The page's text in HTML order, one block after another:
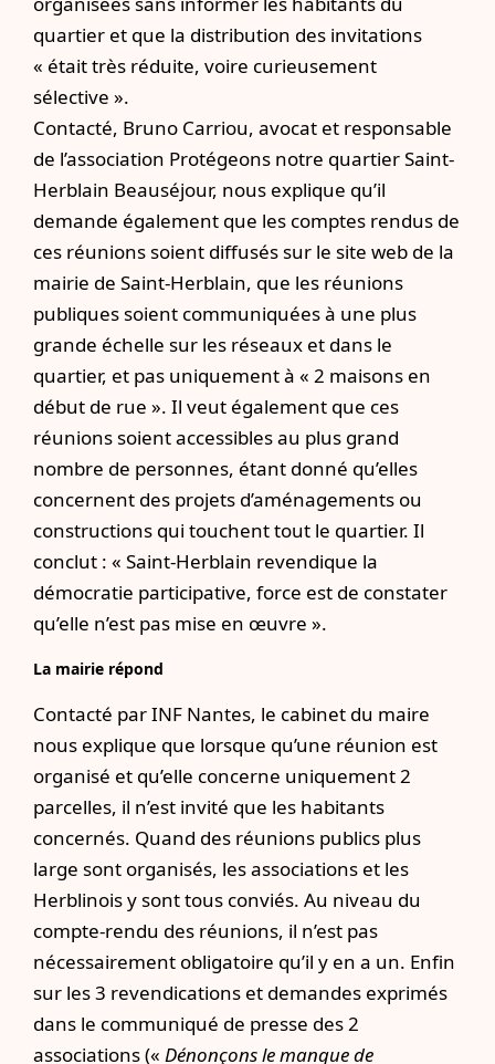
quartier et que la distribution des invitations
« était très réduite, voire curieusement
sélective ».
Contacté, Bruno Carriou, avocat et responsable
de l’association Protégeons notre quartier Saint-
Herblain Beauséjour, nous explique qu’il
demande également que les comptes rendus de
ces réunions soient diffusés sur le site web de la
mairie de Saint-Herblain, que les réunions
publiques soient communiquées à une plus
grande échelle sur les réseaux et dans le
quartier, et pas uniquement à « 2 maisons en
début de rue ». Il veut également que ces
réunions soient accessibles au plus grand
nombre de personnes, étant donné qu’elles
concernent des projets d’aménagements ou
constructions qui touchent tout le quartier. Il
conclut : « Saint-Herblain revendique la
démocratie participative, force est de constater
qu’elle n’est pas mise en œuvre ».
La mairie répond
Contacté par INF Nantes, le cabinet du maire
nous explique que lorsque qu’une réunion est
organisé et qu’elle concerne uniquement 2
parcelles, il n’est invité que les habitants
concernés. Quand des réunions publics plus
large sont organisés, les associations et les
Herblinois y sont tous conviés. Au niveau du
compte-rendu des réunions, il n’est pas
nécessairement obligatoire qu’il y en a un. Enfin
sur les 3 revendications et demandes exprimés
dans le communiqué de presse des 2
associations (« Dénonçons le manque de